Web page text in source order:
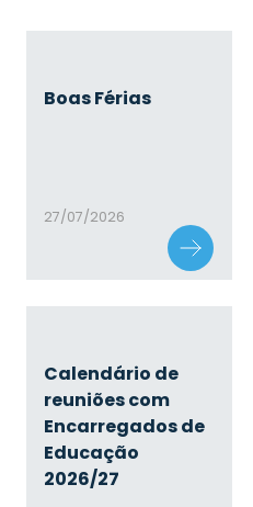
Boas Férias
27/07/2026
Calendário de
reuniões com
Encarregados de
Educação
2026/27